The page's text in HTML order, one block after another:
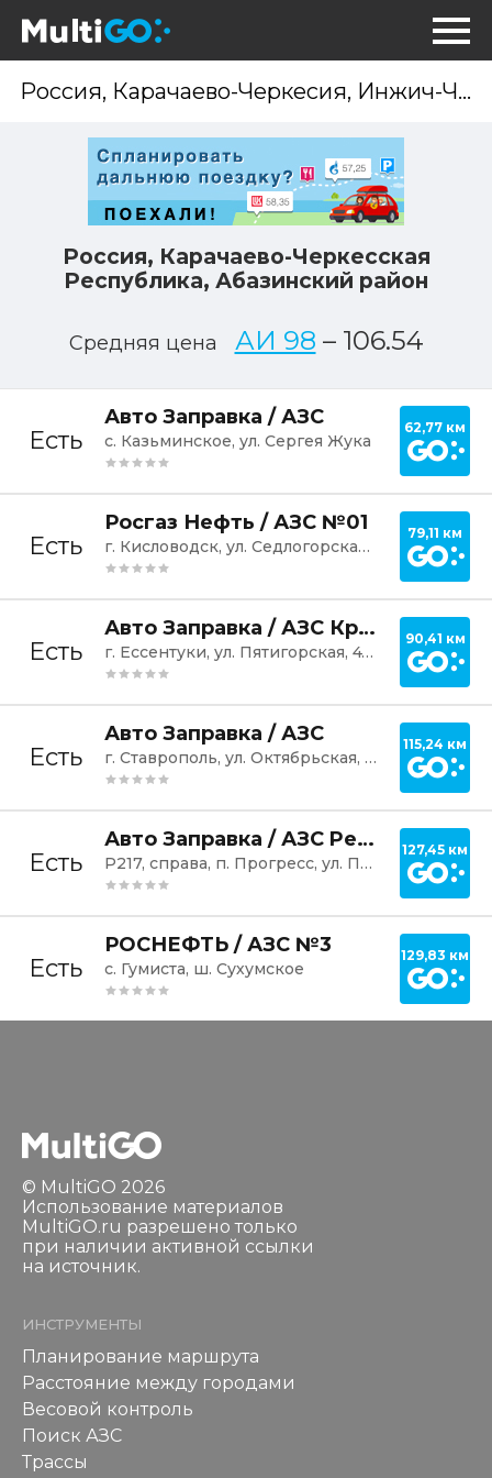
Россия, Карачаево-Черкесская
Республика, Абазинский район
Средняя цена АИ 98 – 106.54
Есть
Авто Заправка / АЗС
с. Казьминское, ул. Сергея Жука
62,77 км
Есть
Росгаз Нефть / АЗС №01
г. Кисловодск, ул. Седлогорская, 157А
79,11 км
Есть
Авто Заправка / АЗС Кристалл
г. Ессентуки, ул. Пятигорская, 474
90,41 км
Есть
Авто Заправка / АЗС
г. Ставрополь, ул. Октябрьская, 245А
115,24 км
Есть
Авто Заправка / АЗС Petrol
Р217, справа, п. Прогресс, ул. Пятигорская
127,45 км
Есть
РОСНЕФТЬ / АЗС №3
с. Гумиста, ш. Сухумское
129,83 км
© MultiGO 2026
Использование материалов
MultiGO.ru разрешено только
при наличии активной ссылки
на источник.
ИНСТРУМЕНТЫ
Планирование маршрута
Расстояние между городами
Весовой контроль
Поиск АЗС
Трассы